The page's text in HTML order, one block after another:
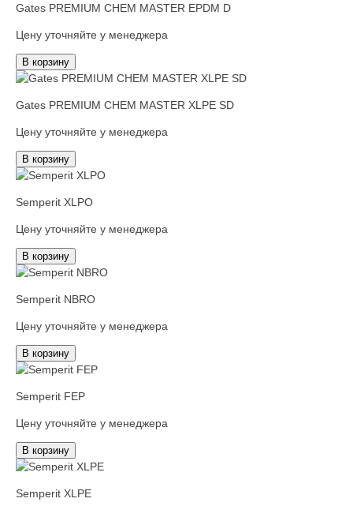
Gates PREMIUM CHEM MASTER EPDM D
Цену уточняйте у менеджера
В корзину
Gates PREMIUM CHEM MASTER XLPE SD
Цену уточняйте у менеджера
В корзину
Semperit XLPO
Цену уточняйте у менеджера
В корзину
Semperit NBRO
Цену уточняйте у менеджера
В корзину
Semperit FEP
Цену уточняйте у менеджера
В корзину
Semperit XLPE